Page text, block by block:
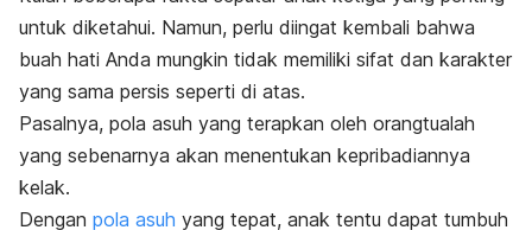
untuk diketahui. Namun, perlu diingat kembali bahwa
buah hati Anda mungkin tidak memiliki sifat dan karakter
yang sama persis seperti di atas.
Pasalnya, pola asuh yang terapkan oleh orangtualah
yang sebenarnya akan menentukan kepribadiannya
kelak.
Dengan pola asuh yang tepat, anak tentu dapat tumbuh